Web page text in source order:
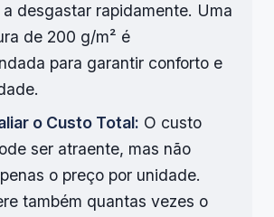
desgastar rapidamente. Uma
de 200 g/m² é
para garantir conforto e
o Custo Total: O custo
ser atraente, mas não
o preço por unidade.
também quantas vezes o